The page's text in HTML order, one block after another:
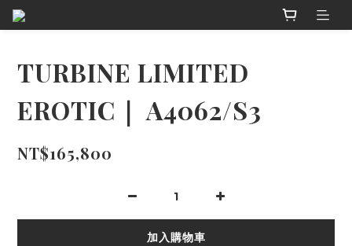
TURBINE LIMITED
EROTIC｜ A4062/S3
NT$165,800
加入購物車